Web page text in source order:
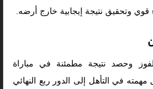
قوي وتحقيق نتيجة إيجابية خارج أرضه.
وحصد نتيجة مطمئنة في مباراة
في التأهل إلى الدور ربع النهائي